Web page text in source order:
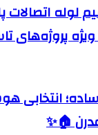
اتصالات
پروژه‌های
انتخابی
🏠✨